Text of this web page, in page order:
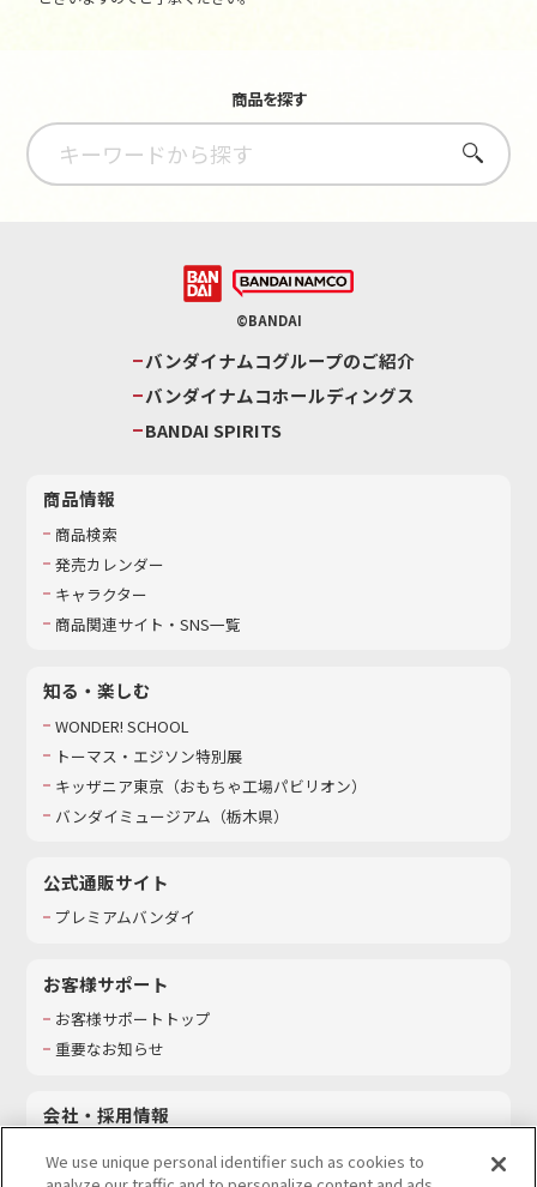
商品を探す
さがす
©BANDAI
バンダイナムコグループのご紹介
バンダイナムコホールディングス
BANDAI SPIRITS
商品情報
商品検索
発売カレンダー
キャラクター
商品関連サイト・SNS一覧
知る・楽しむ
WONDER! SCHOOL
トーマス・エジソン特別展
キッザニア東京（おもちゃ工場パビリオン）​
バンダイミュージアム（栃木県）
公式通販サイト
プレミアムバンダイ
お客様サポート
お客様サポートトップ
重要なお知らせ
会社・採用情報
採用情報
We use unique personal identifier such as cookies to